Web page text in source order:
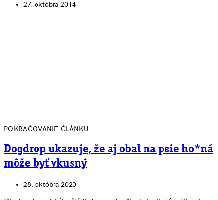
27. októbra 2014
POKRAČOVANIE ČLÁNKU
Dogdrop ukazuje, že aj obal na psie ho*ná
môže byť vkusný
28. októbra 2020